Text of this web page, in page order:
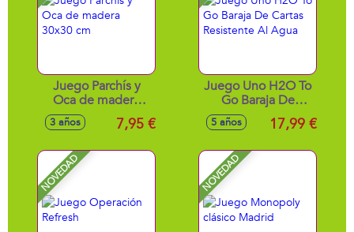
Juego Parchís y
Oca de madera
30x30 cm
3 años 7,95 €
Juego Uno H2O To
Go Baraja De
Cartas Resistente Al
Agua
5 años 17,99 €
NOVEDAD NOVEDAD